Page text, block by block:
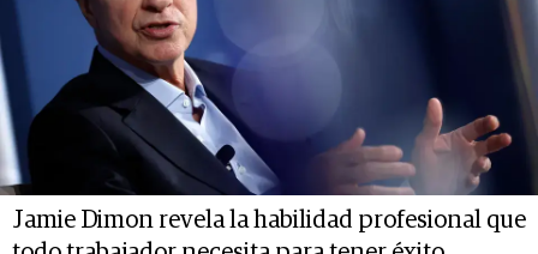
Jamie Dimon revela la habilidad profesional que